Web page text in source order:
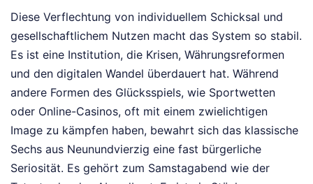
Diese Verflechtung von individuellem Schicksal und
gesellschaftlichem Nutzen macht das System so stabil.
Es ist eine Institution, die Krisen, Währungsreformen
und den digitalen Wandel überdauert hat. Während
andere Formen des Glücksspiels, wie Sportwetten
oder Online-Casinos, oft mit einem zwielichtigen
Image zu kämpfen haben, bewahrt sich das klassische
Sechs aus Neunundvierzig eine fast bürgerliche
Seriosität. Es gehört zum Samstagabend wie der